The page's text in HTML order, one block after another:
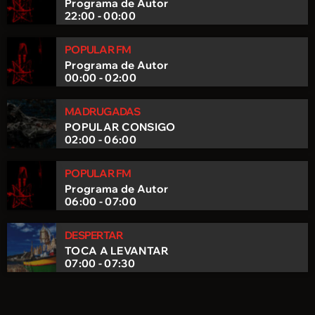
Programa de Autor
22:00 - 00:00
POPULAR FM
Programa de Autor
00:00 - 02:00
MADRUGADAS
POPULAR CONSIGO
02:00 - 06:00
POPULAR FM
Programa de Autor
06:00 - 07:00
DESPERTAR
TOCA A LEVANTAR
07:00 - 07:30